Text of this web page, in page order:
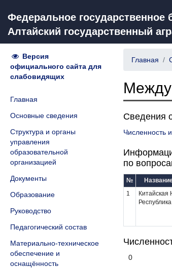
Федеральное
Алтайский государственный
Версия
официального сайта для
слабовидящих
Главная
Основные сведения
Структура и органы
управления
образовательной
организацией
Документы
Образование
Руководство
Педагогический состав
Материально-техническое
обеспечение и
оснащённость
Главная
Сведения
Численность
по
№
1
Китайская
Республика
0